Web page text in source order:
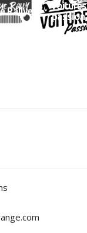
Rallye
Voitures
passion